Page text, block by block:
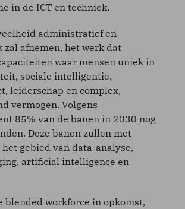
in de ICT en techniek.
administratief en
afnemen, het werk dat
waar mensen uniek in
sociale intelligentie,
leiderschap en complex,
vermogen. Volgens
85% van de banen in 2030 nog
Deze banen zullen met
gebied van data-analyse,
artificial intelligence en
blended workforce in opkomst,